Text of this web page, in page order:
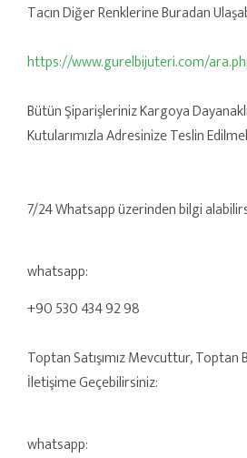
Tacın Diğer Renklerine Buradan
https://www.gurelbijuteri.com/
Bütün Şiparişleriniz Kargoya
Kutularımızla Adresinize Teslin
7/24 Whatsapp üzerinden bilgi
whatsapp:
+90 530 434 92 98
Toptan Satışımız Mevcuttur, Toptan
İletişime Geçebilirsiniz:
whatsapp: